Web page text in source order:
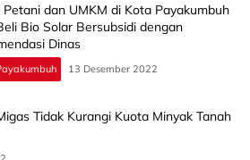
Petani dan UMKM di Kota Payakumbuh
Bio Solar Bersubsidi dengan
Dinas
13 Desember 2022
Tidak Kurangi Kuota Minyak Tanah